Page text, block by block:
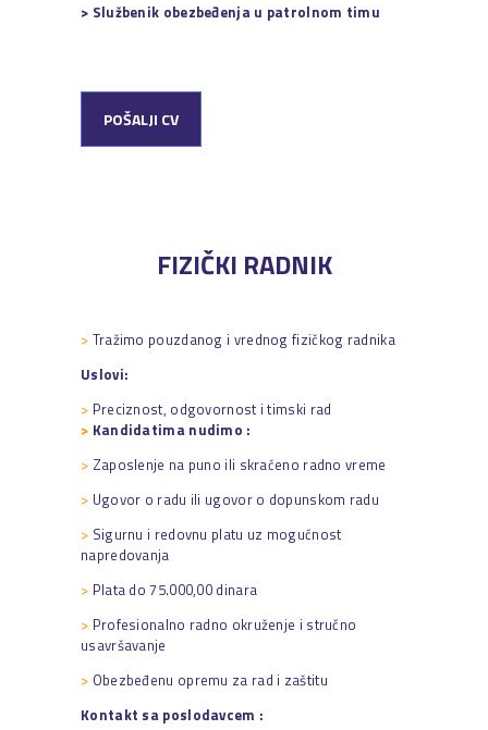
> Službenik obezbeđenja u patrolnom timu
POŠALJI CV
FIZIČKI RADNIK
> Tražimo pouzdanog i vrednog fizičkog radnika
Uslovi:
> Preciznost, odgovornost i timski rad
> Kandidatima nudimo :
> Zaposlenje na puno ili skraćeno radno vreme
> Ugovor o radu ili ugovor o dopunskom radu
> Sigurnu i redovnu platu uz mogućnost
napredovanja
> Plata do 75.000,00 dinara
> Profesionalno radno okruženje i stručno
usavršavanje
> Obezbeđenu opremu za rad i zaštitu
Kontakt sa poslodavcem :